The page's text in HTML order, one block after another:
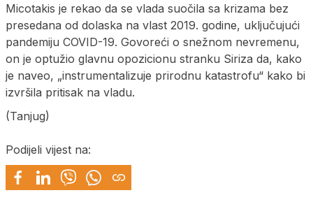
Micotakis je rekao da se vlada suočila sa krizama bez
presedana od dolaska na vlast 2019. godine, uključujući
pandemiju COVID-19. Govoreći o snežnom nevremenu,
on je optužio glavnu opozicionu stranku Siriza da, kako
je naveo, „instrumentalizuje prirodnu katastrofu“ kako bi
izvršila pritisak na vladu.
(Tanjug)
Podijeli vijest na: